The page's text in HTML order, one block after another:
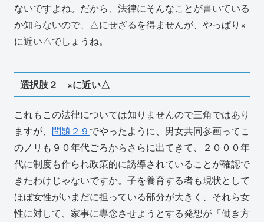
ないですよね。だから、法律にそんなことが書いている
か知らないので、△にせざるを得ませんが、やっぱり×
に近い△でしょうね。
選択肢２ ×に近い△
これもこの法律については知りませんので三角ではあり
ますが、 問題２９ でやったように、男女共同参画ってこ
のノリも９０年代ごろからさらに出てきて、２０００年
代に制度も作られ政策的に誘導されていることが確認で
きたわけじゃないですか。子を養育する者も現状として
ほぼ女性がいまだに担っている部分が大きく、それら女
性に対して、家事に専念させようとする発想が「働き方